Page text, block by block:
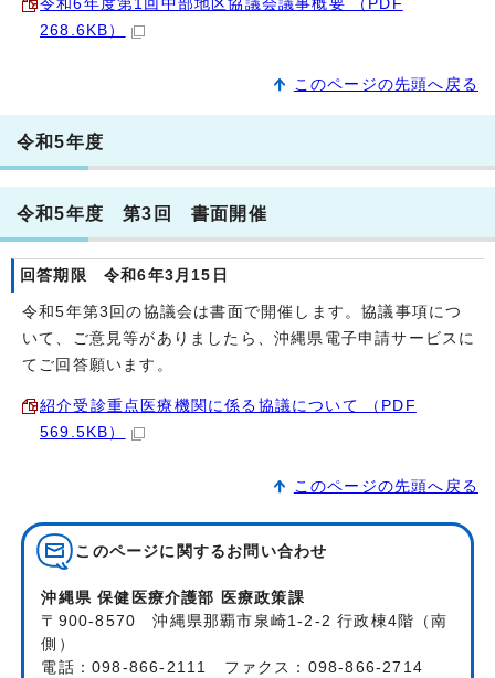
令和6年度第1回中部地区協議会議事概要 （PDF
268.6KB）
このページの先頭へ戻る
令和5年度
令和5年度 第3回 書面開催
回答期限 令和6年3月15日
令和5年第3回の協議会は書面で開催します。協議事項につ
いて、ご意見等がありましたら、沖縄県電子申請サービスに
てご回答願います。
紹介受診重点医療機関に係る協議について （PDF
569.5KB）
このページの先頭へ戻る
このページに関する お問い合わせ
沖縄県 保健医療介護部 医療政策課
〒900-8570 沖縄県那覇市泉崎1-2-2 行政棟4階（南
側）
電話：098-866-2111 ファクス：098-866-2714